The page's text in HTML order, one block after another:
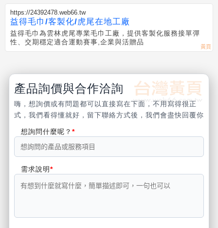
https://24392478.web66.tw
益得毛巾/客製化/虎尾在地工廠
益得毛巾為雲林虎尾專業毛巾工廠，提供客製化服務接單彈
性、交期穩定適合運動賽事,企業與活贈品
產品詢價與合作洽詢
嗨，想詢價或有問題都可以直接寫在下面，不用寫得很正
式，我們看得懂就好，留下聯絡方式後，我們會盡快回覆你
想詢問什麼呢？
需求說明